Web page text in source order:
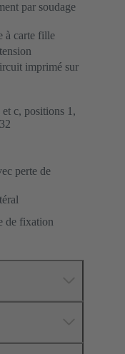
par soudage
à carte fille
imprimé sur
et c, positions 1,
perte de
de fixation